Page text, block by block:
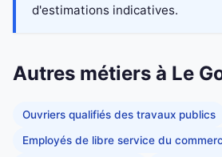
d'estimations indicatives.
Autres métiers à Le
Ouvriers qualifiés des travaux publics
Employés de libre service du